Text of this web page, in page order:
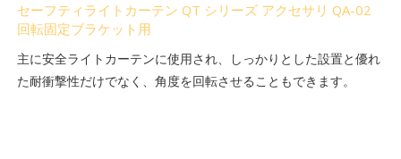
セーフティライトカーテン QT シリーズ アクセサリ QA-02
回転固定ブラケット用
主に安全ライトカーテンに使用され、しっかりとした設置と優れ
た耐衝撃性だけでなく、角度を回転させることもできます。